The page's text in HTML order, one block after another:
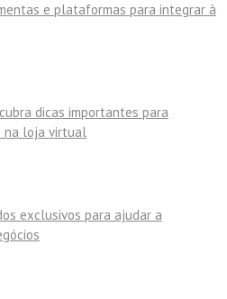
e plataformas para integrar à
dicas importantes para
na loja virtual
exclusivos para ajudar a